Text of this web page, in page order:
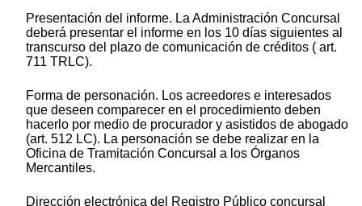
Presentación del informe. La Administración Concursal
deberá presentar el informe en los 10 días siguientes al
transcurso del plazo de comunicación de créditos ( art.
711 TRLC).
Forma de personación. Los acreedores e interesados
que deseen comparecer en el procedimiento deben
hacerlo por medio de procurador y asistidos de abogado
(art. 512 LC). La personación se debe realizar en la
Oficina de Tramitación Concursal a los Órganos
Mercantiles.
Dirección electrónica del Registro Público concursal